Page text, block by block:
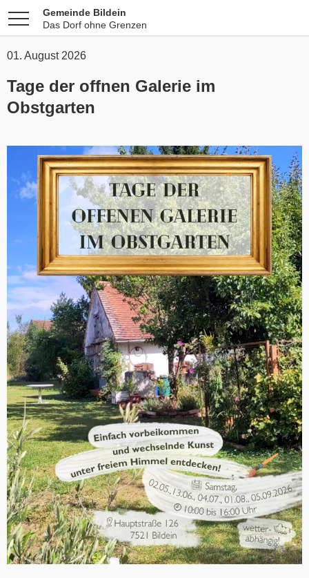
Gemeinde Bildein
Das Dorf ohne Grenzen
01. August 2026
Tage der offnen Galerie im
Obstgarten